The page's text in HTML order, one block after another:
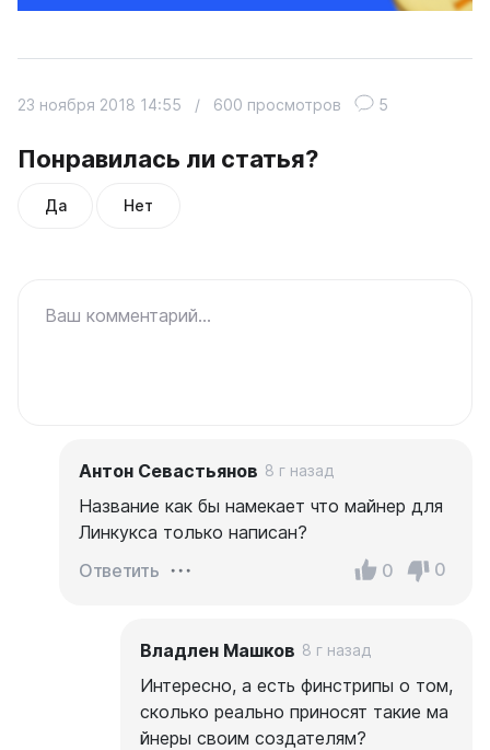
Понравилась ли статья?
Да Нет
23 ноября 2018 14:55 / 600 просмотров 5
Ваш комментарий...
Антон Севастьянов 8 г назад
Название как бы намекает что майнер для
Линкукса только написан?
Ответить
0 0
Владлен Машков 8 г назад
Интересно, а есть финстрипы о том,
сколько реально приносят такие ма
йнеры своим создателям?